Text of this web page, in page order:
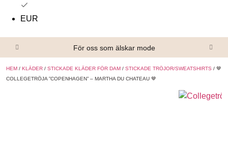
EUR
För oss som älskar mode
HEM / KLÄDER / STICKADE KLÄDER FÖR DAM / STICKADE TRÖJOR/SWEATSHIRTS / 🤎
COLLEGETRÖJA ”COPENHAGEN” – MARTHA DU CHATEAU 🤎